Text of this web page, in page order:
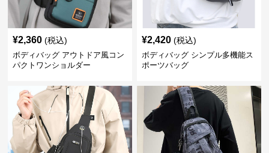
¥2,360 (税込)
ボディバッグ アウトドア風コン
パクトワンショルダー
¥2,420 (税込)
ボディバッグ シンプル多機能ス
ポーツバッグ